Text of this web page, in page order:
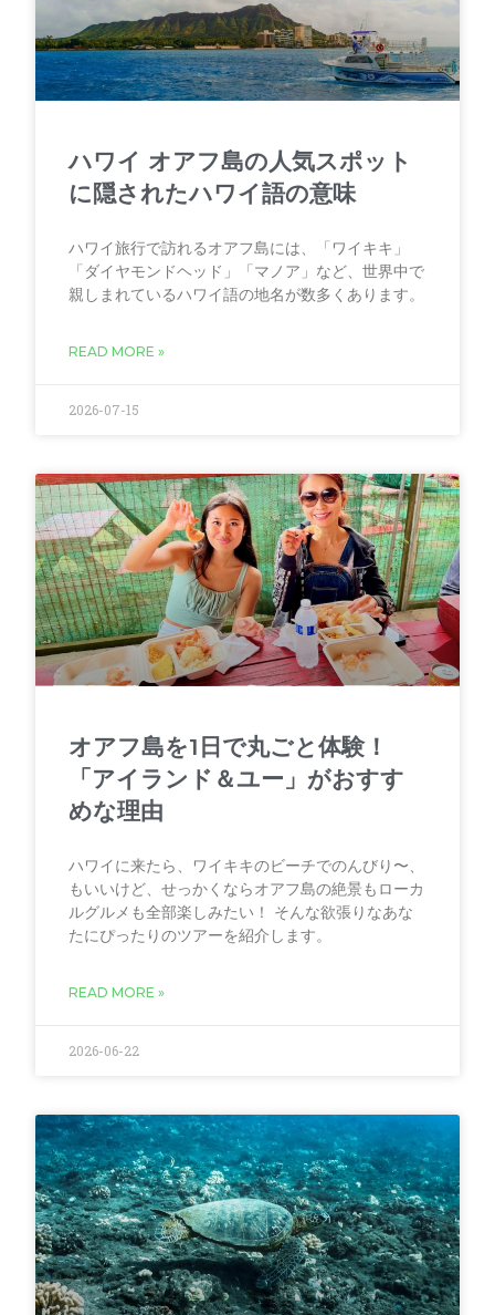
ハワイ オアフ島の人気スポット
に隠されたハワイ語の意味
ハワイ旅行で訪れるオアフ島には、「ワイキキ」
「ダイヤモンドヘッド」「マノア」など、世界中で
親しまれているハワイ語の地名が数多くあります。
READ MORE »
2026-07-15
オアフ島を1日で丸ごと体験！
「アイランド＆ユー」がおすす
めな理由
ハワイに来たら、ワイキキのビーチでのんびり〜、
もいいけど、せっかくならオアフ島の絶景もローカ
ルグルメも全部楽しみたい！ そんな欲張りなあな
たにぴったりのツアーを紹介します。
READ MORE »
2026-06-22